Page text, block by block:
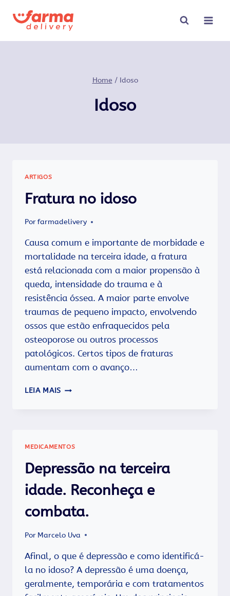
para
Home / Idoso
Idoso
ARTIGOS
Fratura no idoso
Porfarmadelivery
Causa comum e importante de morbidade e
mortalidade na terceira idade, a fratura
está relacionada com a maior propensão à
queda, intensidade do trauma e à
resistência óssea. A maior parte envolve
traumas de pequeno impacto, envolvendo
ossos que estão enfraquecidos pela
osteoporose ou outros processos
patológicos. Certos tipos de fraturas
aumentam com o avanço…
LEIA MAIS FRATURA
MEDICAMENTOS
Depressão na terceira
idade. Reconheça e
combata.
Por Marcelo Uva
Afinal, o que é depressão e como identificá-
la no idoso? A depressão é uma doença,
geralmente, temporária e com tratamentos